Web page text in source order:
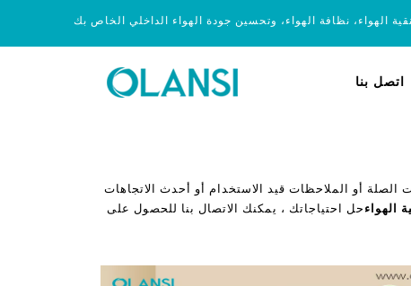
الهواء، نظافة الهواء، وتحسين جودة الهواء الداخلي الخاص بك
اتصل بنا
أو الملاحظات قيد الاستخدام أو أحدث الاتجاهات
الهواء حل احتياجاتك ، يمكنك الاتصال بنا للحصول على